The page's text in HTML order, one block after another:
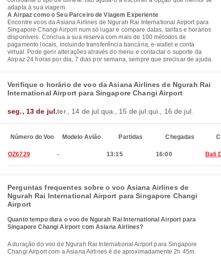
adapta à sua viagem.
A Airpaz como o Seu Parceiro de Viagem Experiente
Encontre voos da Asiana Airlines de Ngurah Rai International Airport para
Singapore Changi Airport num só lugar e compare datas, tarifas e horários
disponíveis. Conclua a sua reserva com mais de 100 métodos de
pagamento locais, incluindo transferência bancária, e-wallet e conta
virtual. Pode gerir alterações através do menu e contactar o suporte da
Airpaz 24 horas por dia, 7 dias por semana, sempre que precisar de ajuda.
Verifique o horário de voo da Asiana Airlines de Ngurah Rai
International Airport para Singapore Changi Airport
seg., 13 de jul.ter., 14 de jul. qua., 15 de jul. qui., 16 de jul.
Número do Voo Modelo Avião Partidas Chegadas
OZ6729 - 13:15 16:00 Bali
Perguntas frequentes sobre o voo Asiana Airlines de
Ngurah Rai International Airport para Singapore Changi
Airport
Quanto tempo dura o voo de Ngurah Rai International Airport para
Singapore Changi Airport com Asiana Airlines?
A duração do voo de Ngurah Rai International Airport para Singapore
Changi Airport com a Asiana Airlines é de aproximadamente 2h 45m.